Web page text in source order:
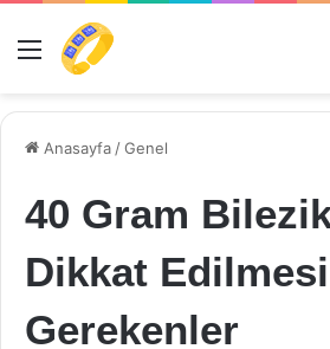
Menü
Anasayfa /Genel
40 Gram
Dikkat Edilmesi
Gerekenler